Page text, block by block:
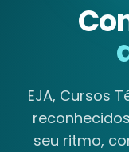
EJA, Cursos
seu ritmo,